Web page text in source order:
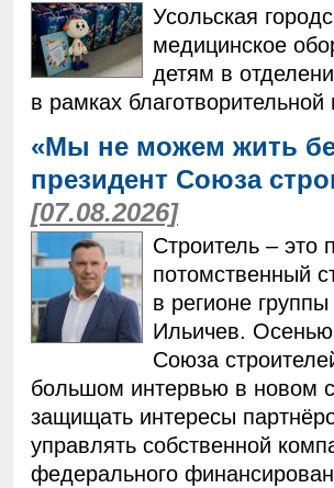
Усольская
медицинское
детям в
в рамках
«Мы не можем жить
президент Союза
[07.08.2026]
Строитель – это
потомственный
в регионе
Ильичев.
Союза
большом интервью в новом
защищать интересы
управлять собственной
федерального